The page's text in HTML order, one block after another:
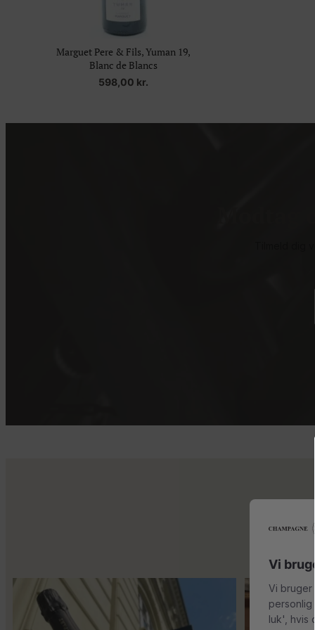
Marguet Pere & Fils, Yuman 19,
Blanc de Blancs
598,00 kr.
Kun 8 billetter tilbage til vores fredagssmagning Mød Gaspard
Vi
Vi bruger
luk', hvis